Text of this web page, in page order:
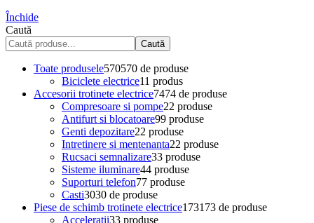
Închide
Caută
Caută
Toate produsele570570 de produse
Biciclete electrice11 produs
Accesorii trotinete electrice7474 de produse
Compresoare si pompe22 produse
Antifurt si blocatoare99 produse
Genti depozitare22 produse
Intretinere si mentenanta22 produse
Rucsaci semnalizare33 produse
Sisteme iluminare44 produse
Suporturi telefon77 produse
Casti3030 de produse
Piese de schimb trotinete electrice173173 de produse
Acceleratii33 produse